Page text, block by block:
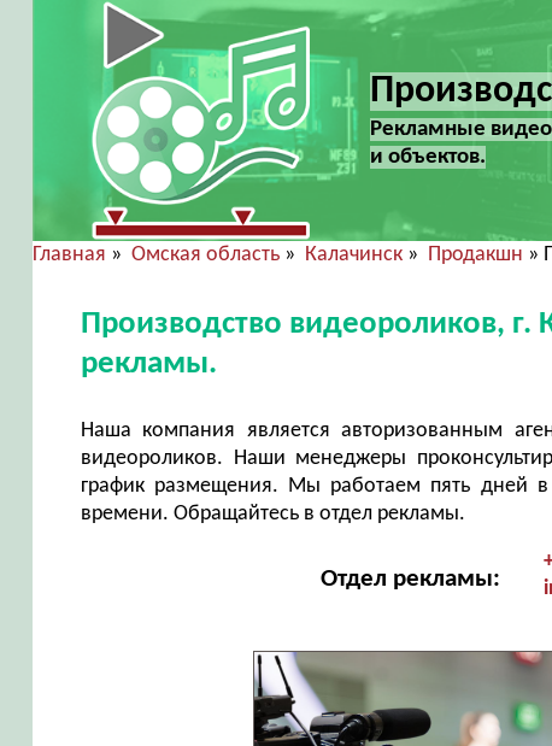
Рекламные
и объектов.
Главная » Омская область» Калачинск» Продакшн »
Производство видеороликов,
рекламы.
Наша компания является авторизованным
видеороликов. Наши менеджеры
график размещения. Мы работаем пять дней
времени. Обращайтесь в отдел рекламы.
Отдел рекламы: